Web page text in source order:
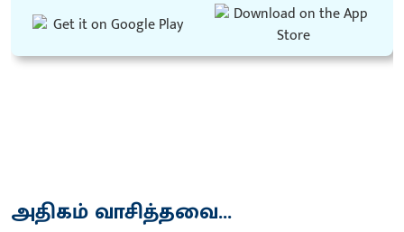
அதிகம் வாசித்தவை...